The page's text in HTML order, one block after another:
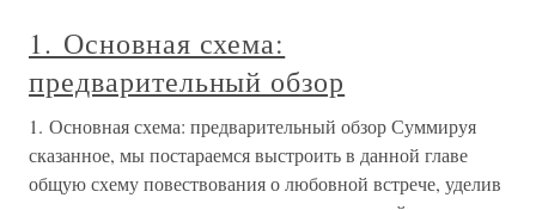
1. Основная схема:
предварительный обзор
1. Основная схема: предварительный обзор Суммируя
сказанное, мы постараемся выстроить в данной главе
общую схему повествования о любовной встрече, уделив